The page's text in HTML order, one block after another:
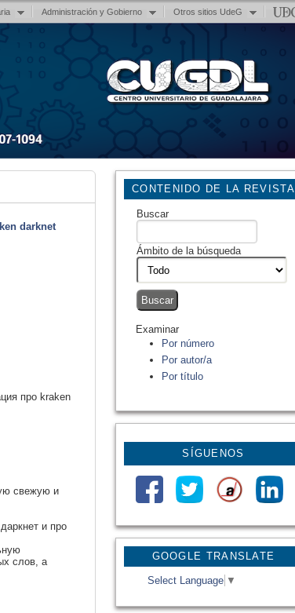
Administración y Gobierno Otros sitios UdeG
GOOGLE TRANSLATE
Select Language ▼
CONTENIDO DE LA REVISTA
Buscar
Ámbito de la búsqueda
Examinar
Por número
Por autor/a
Por título
SÍGUENOS
darknet
про kraken
свежую и
и про
слов, а